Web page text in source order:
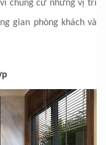
chung cư những vị trí
gian phòng khách và